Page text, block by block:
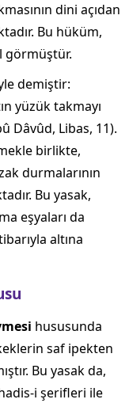
dini açıdan
Bu hüküm,
görmüştür.
demiştir:
yüzük takmayı
Dâvûd, Libas, 11).
birlikte,
durmalarının
Bu yasak,
eşyaları da
altına
hususunda
saf ipekten
Bu yasak da,
i şerifleri ile